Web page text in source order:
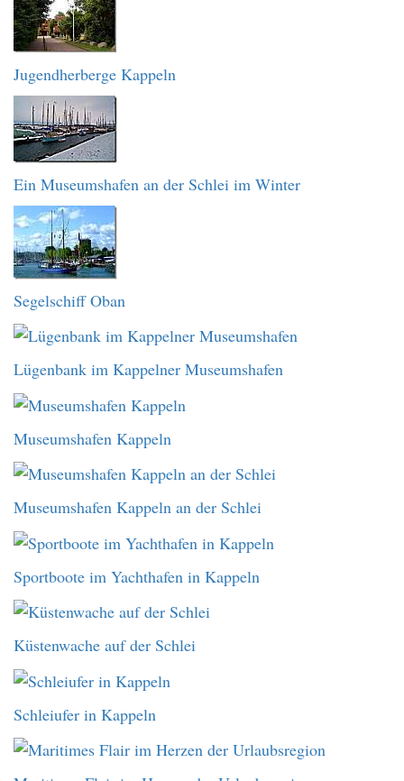
Jugendherberge Kappeln
Ein Museumshafen an der Schlei im Winter
Segelschiff Oban
Lügenbank im Kappelner Museumshafen
Museumshafen Kappeln
Museumshafen Kappeln an der Schlei
Sportboote im Yachthafen in Kappeln
Küstenwache auf der Schlei
Schleiufer in Kappeln